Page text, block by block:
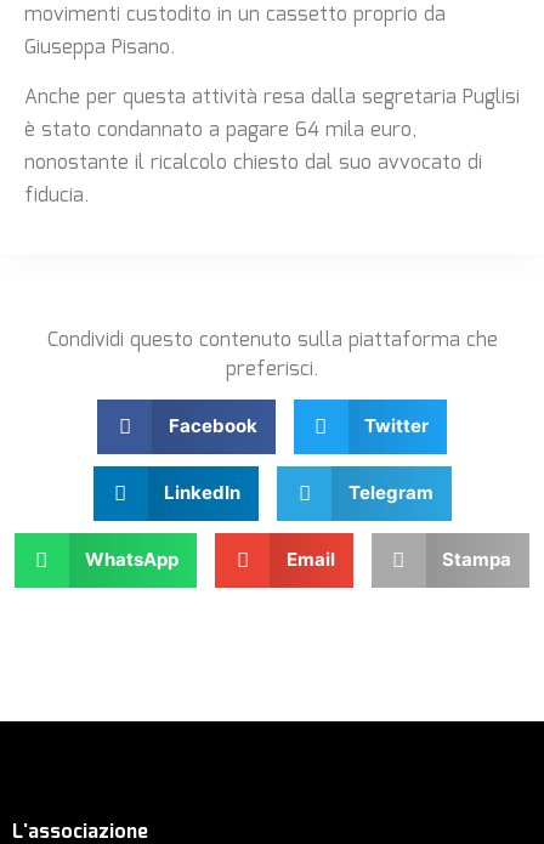
movimenti custodito in un cassetto proprio da
Giuseppa Pisano.
Anche per questa attività resa dalla segretaria Puglisi
è stato condannato a pagare 64 mila euro,
nonostante il ricalcolo chiesto dal suo avvocato di
fiducia.
Condividi questo contenuto sulla piattaforma che
preferisci.
Facebook Twitter
LinkedIn Telegram
WhatsApp Email Stampa
L'associazione